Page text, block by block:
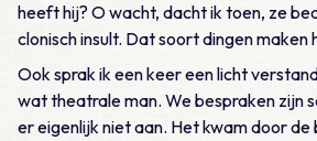
heeft hij? O wacht, dacht ik toen, ze
clonisch insult. Dat soort dingen maken
Ook sprak ik een keer een licht
wat theatrale man. We bespraken zijn
er eigenlijk niet aan. Het kwam door de